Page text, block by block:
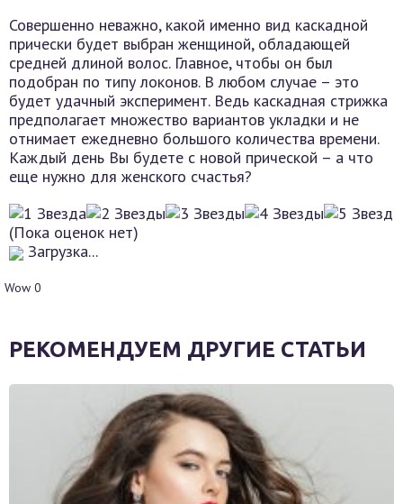
Совершенно неважно, какой именно вид каскадной
прически будет выбран женщиной, обладающей
средней длиной волос. Главное, чтобы он был
подобран по типу локонов. В любом случае – это
будет удачный эксперимент. Ведь каскадная стрижка
предполагает множество вариантов укладки и не
отнимает ежедневно большого количества времени.
Каждый день Вы будете с новой прической – а что
еще нужно для женского счастья?
(Пока оценок нет)
Загрузка...
Wow 0
РЕКОМЕНДУЕМ ДРУГИЕ СТАТЬИ